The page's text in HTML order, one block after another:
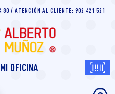
80 / ATENCIÓN AL CLIENTE: 902 421 521
MI OFICINA